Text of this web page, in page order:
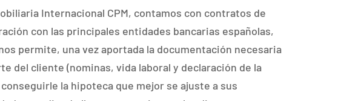
Internacional CPM, contamos con contratos de
con las principales entidades bancarias españolas,
permite, una vez aportada la documentación necesaria
del cliente (nominas, vida laboral y declaración de la
la hipoteca que mejor se ajuste a sus